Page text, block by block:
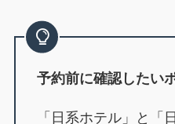
予約前に確認したい
「日系ホテル」と「